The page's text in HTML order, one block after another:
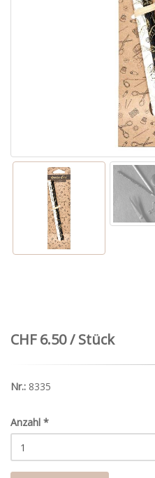
CHF 6.50 / Stück
Nr.: 8335
Anzahl *